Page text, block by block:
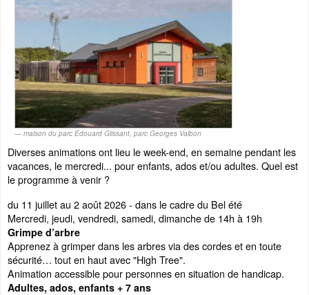
maison du parc Edouard Glissant, parc Georges Valbon
Diverses animations ont lieu le week-end, en semaine pendant les
vacances, le mercredi... pour enfants, ados et/ou adultes. Quel est
le programme à venir ?
du 11 juillet au 2 août 2026 - dans le cadre du Bel été
Mercredi, jeudi, vendredi, samedi, dimanche de 14h à 19h
Grimpe d’arbre
Apprenez à grimper dans les arbres via des cordes et en toute
sécurité… tout en haut avec "High Tree".
Animation accessible pour personnes en situation de handicap.
Adultes, ados, enfants + 7 ans